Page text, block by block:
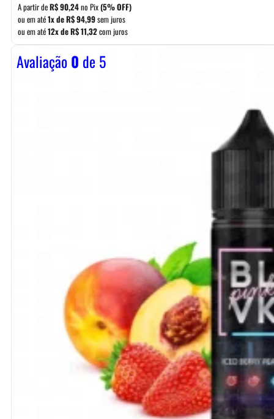
A partir deR$90,24no Pix(5% OFF)
ou em até1x deR$94,99sem juros
ou em até12x deR$11,32com juros
Avaliação0 de 5